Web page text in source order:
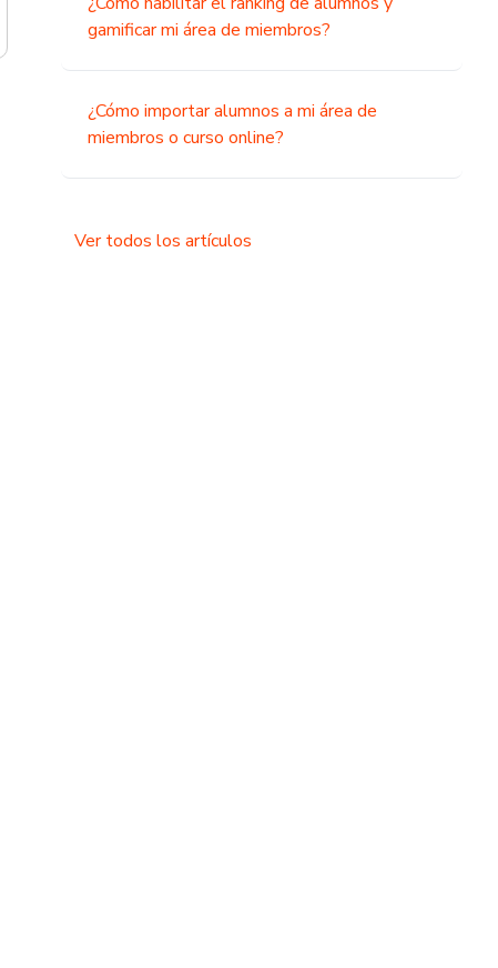
gamificar mi área de miembros?
¿Cómo importar alumnos a mi área de
miembros o curso online?
Ver todos los artículos